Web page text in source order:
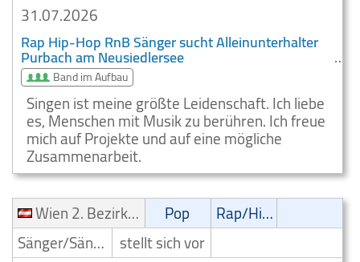
31.07.2026
Rap Hip-Hop RnB Sänger sucht Alleinunterhalter
Purbach am Neusiedlersee
Band im Aufbau
Singen ist meine größte Leidenschaft. Ich liebe
es, Menschen mit Musik zu berühren. Ich freue
mich auf Projekte und auf eine mögliche
Zusammenarbeit.
Wien 2. Bezirk (Leopoldstadt)
Pop
Rap/Hip-Hop/RnB
Sänger/Sängerin stellt sich vor